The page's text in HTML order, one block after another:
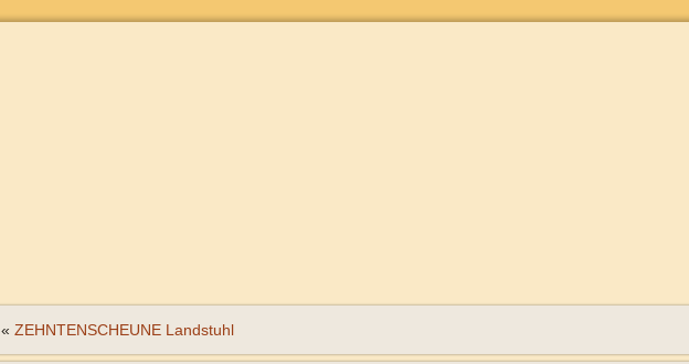
« ZEHNTENSCHEUNE Landstuhl